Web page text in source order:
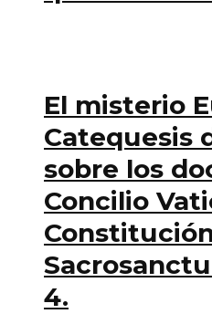
El misterio
Catequesis
sobre los
Concilio
4.